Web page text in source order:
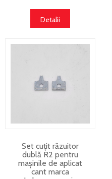
Detalii
Set cuțit răzuitor
dublă R2 pentru
mașinile de aplicat
cant marca